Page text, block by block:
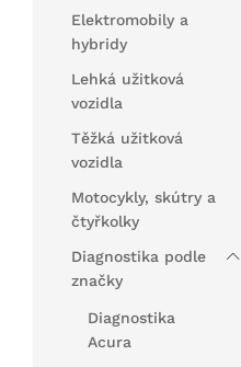
Elektromobily a
hybridy
Lehká užitková
vozidla
Těžká užitková
vozidla
Motocykly, skútry a
čtyřkolky
Diagnostika podle
značky
Diagnostika
Acura